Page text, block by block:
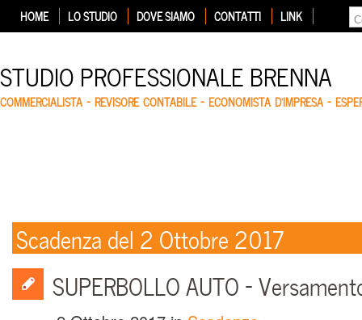
HOME LO STUDIO DOVE SIAMO CONTATTI LINK
STUDIO PROFESSIONALE BRENNA
COMMERCIALISTA – REVISORE CONTABILE – ECONOMISTA D'IMPRESA –
Scadenza del 2 Ottobre 2017
SUPERBOLLO AUTO –